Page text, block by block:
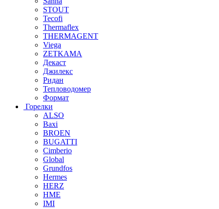
STOUT
Tecofi
Thermaflex
THERMAGENT
Viega
ZETKAMA
Декаст
Джилекс
Ридан
Тепловодомер
Формат
Горелки
ALSO
Baxi
BROEN
BUGATTI
Cimberio
Global
Grundfos
Hermes
HERZ
HME
IMI